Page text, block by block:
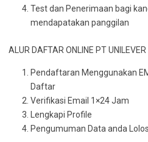
Test dan Penerimaan bagi
mendapatakan panggilan
ALUR DAFTAR ONLINE PT UNILEVER
Pendaftaran Menggunakan
Daftar
Verifikasi Email 1×24 Jam
Lengkapi Profile
Pengumuman Data anda